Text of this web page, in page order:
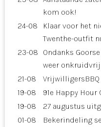
kom ook!
24-08
Klaar voor het
Twenthe-outfit
23-08
Ondanks
weer onkruidvrij
21-08
19-08
91e Happy Hour
19-08
27 augustus
01-08
Bekerindeling